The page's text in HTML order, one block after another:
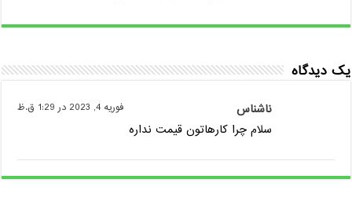
یک دیدگاه
ناشناس فوریه 4, 2023 در 1:29 ق.ظ
سلام چرا کارهاتون قیمت نداره